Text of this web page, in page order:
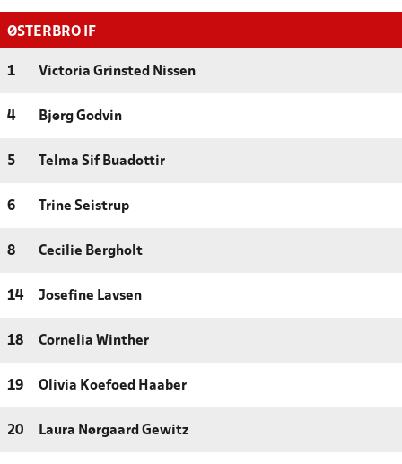
ØSTERBRO IF
1 Victoria Grinsted Nissen
4 Bjørg Godvin
5 Telma Sif Buadottir
6 Trine Seistrup
8 Cecilie Bergholt
14 Josefine Lavsen
18 Cornelia Winther
19 Olivia Koefoed Haaber
20 Laura Nørgaard Gewitz